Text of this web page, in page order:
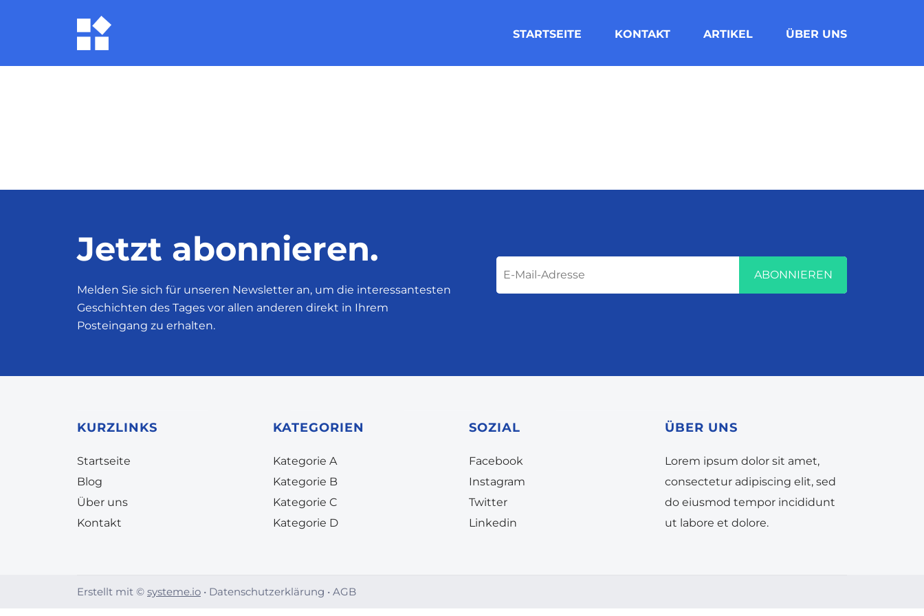
STARTSEITE KONTAKT ARTIKEL ÜBER UNS
Jetzt abonnieren.
Melden Sie sich für unseren Newsletter an, um die interessantesten
Geschichten des Tages vor allen anderen direkt in Ihrem
Posteingang zu erhalten.
ABONNIEREN
KURZLINKS
Startseite
Blog
Über uns
Kontakt
KATEGORIEN
Kategorie A
Kategorie B
Kategorie C
Kategorie D
SOZIAL
Facebook
Instagram
Twitter
Linkedin
ÜBER UNS
Lorem ipsum dolor sit amet,
consectetur adipiscing elit, sed
do eiusmod tempor incididunt
ut labore et dolore.
Erstellt mit © systeme.io • Datenschutzerklärung • AGB